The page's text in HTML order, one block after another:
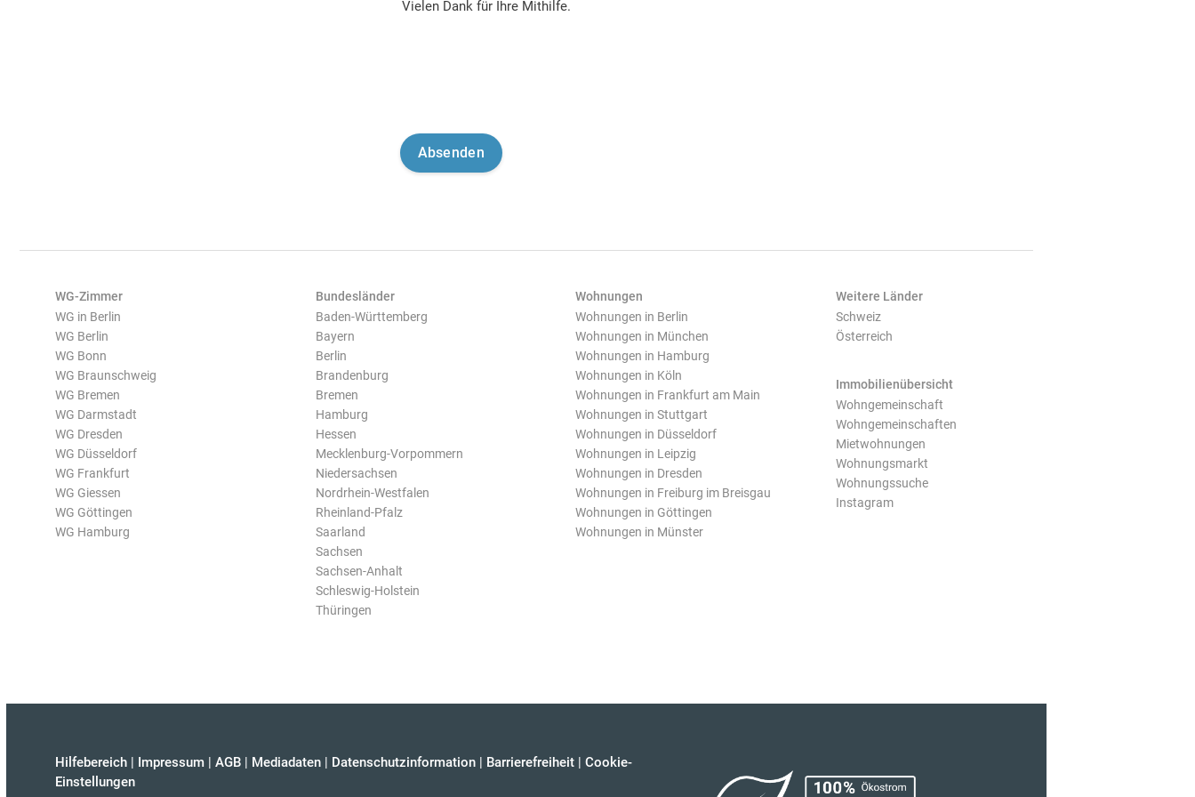
Vielen Dank für Ihre Mithilfe.
WG-Zimmer
WG in Berlin
WG Berlin
WG Bonn
WG Braunschweig
WG Bremen
WG Darmstadt
WG Dresden
WG Düsseldorf
WG Frankfurt
WG Giessen
WG Göttingen
WG Hamburg
Bundesländer
Baden-Württemberg
Bayern
Berlin
Brandenburg
Bremen
Hamburg
Hessen
Mecklenburg-Vorpommern
Niedersachsen
Nordrhein-Westfalen
Rheinland-Pfalz
Saarland
Sachsen
Sachsen-Anhalt
Schleswig-Holstein
Thüringen
Wohnungen
Wohnungen in Berlin
Wohnungen in München
Wohnungen in Hamburg
Wohnungen in Köln
Wohnungen in Frankfurt am Main
Wohnungen in Stuttgart
Wohnungen in Düsseldorf
Wohnungen in Leipzig
Wohnungen in Dresden
Wohnungen in Freiburg im Breisgau
Wohnungen in Göttingen
Wohnungen in Münster
Weitere Länder
Schweiz
Österreich
Immobilienübersicht
Wohngemeinschaft
Wohngemeinschaften
Mietwohnungen
Wohnungsmarkt
Wohnungssuche
Instagram
Hilfebereich | Impressum | AGB | Mediadaten | Datenschutzinformation | Barrierefreiheit | Cookie-
Einstellungen